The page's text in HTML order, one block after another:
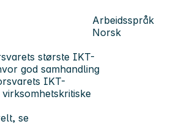
Arbeidsspråk
Norsk
største IKT-
god samhandling
IKT-
se